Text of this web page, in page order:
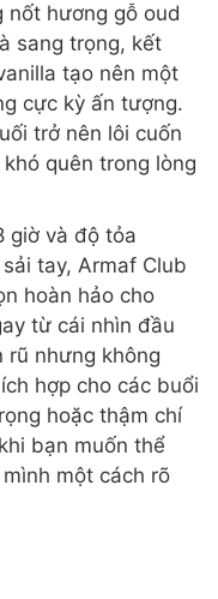
nốt hương gỗ oud
sang trọng, kết
tạo nên một
cực kỳ ấn tượng.
trở nên lôi cuốn
quên trong lòng
giờ và độ tỏa
tay, Armaf Club
hoàn hảo cho
từ cái nhìn đầu
rũ nhưng không
hợp cho các buổi
hoặc thậm chí
bạn muốn thể
một cách rõ